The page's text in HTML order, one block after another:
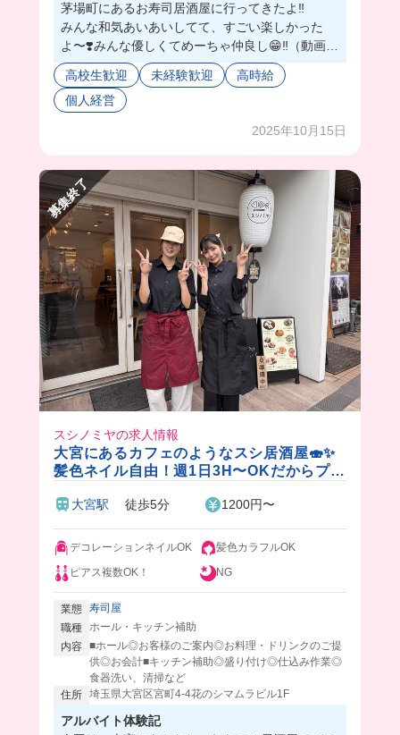
茅場町にあるお寿司居酒屋に行ってきたよ‼️
みんな和気あいあいしてて、すごい楽しかった
よ〜❣️みんな優しくてめーちゃ仲良し😁‼️（動画を
最後まで見てくれれば伝わるはず！！）
こんなに働きやすいのに、条件いいやん❗️って、
ちゃっかりバイト続けちゃいそう😚✨
高校生歓迎 未経験歓迎
高時給
個人経営
2025年10月15日
募集終了
スシノミヤの求人情報
大宮にあるカフェのようなスシ居酒屋🍣✨
髪色ネイル自由！週1日3H〜OKだからプラ
き！大宮駅 徒歩5分 1200円〜
デコレーションネイルOK
髪色カラフルOK
ピアス複数OK！
NG
業態 寿司屋
職種
ホール・キッチン補助
内容 ■ホール◎お客様のご案内◎お料理・ドリンクのご提
供◎お会計■キッチン補助◎盛り付け◎仕込み作業◎
食器洗い、清掃など
住所 埼玉県大宮区宮町4-4花のシマムラビル1F
アルバイト体験記